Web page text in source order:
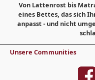
Von Lattenrost bis
eines Bettes, das sich
anpasst - und nicht
Unsere Communities